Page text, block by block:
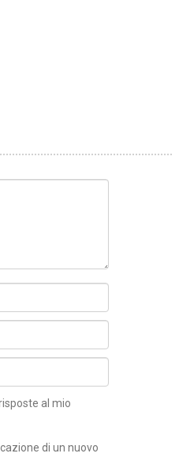
al mio
di un nuovo